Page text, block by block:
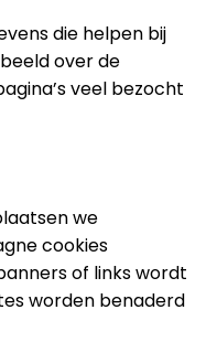
die helpen bij
over de
veel bezocht
we
cookies
of links wordt
worden benaderd